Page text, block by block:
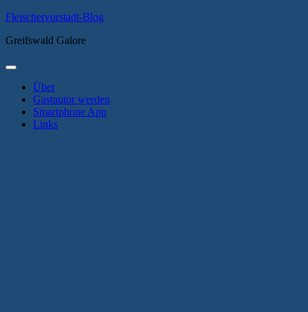
Zum
springen
Fleischervorstadt-Blog
Greifswald Galore
Primäres
Über
Gastautor werden
Smartphone App
Links